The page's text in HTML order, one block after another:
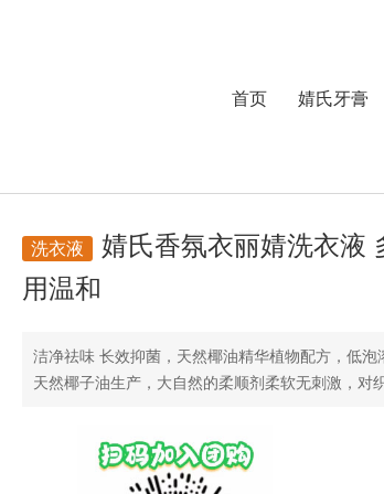
首页 婧氏牙膏
洗衣液
婧氏香氛衣丽婧洗衣液
用温和
洁净祛味 长效抑菌，天然椰油精华植物配方，低泡
天然椰子油生产，大自然的柔顺剂柔软无刺激，对